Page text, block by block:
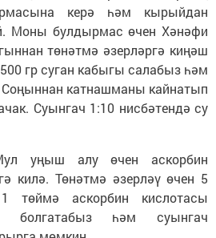
керә һәм кырыйдан
Моны булдырмас өчен Хәнәфи
төнәтмә әзерләргә киңәш
гр суган кабыгы салабыз һәм
Соңыннан катнашманы кайнатып
Суынгач 1:10 нисбәтендә су
уңыш алу өчен аскорбин
килә. Төнәтмә әзерләү өчен 5
төймә аскорбин кислотасы
болгатабыз һәм суынгач